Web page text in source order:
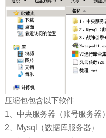
压缩包包含以下软件
1、中央服务器（账号服务器）
2、Mysql（数据库服务器）